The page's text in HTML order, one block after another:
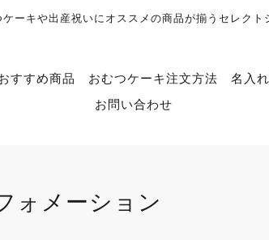
ーキや出産祝いにオススメの商品が揃うセレクト
すすめ商品 おむつケーキ注文方法 名入
お問い合わせ
ォメーション